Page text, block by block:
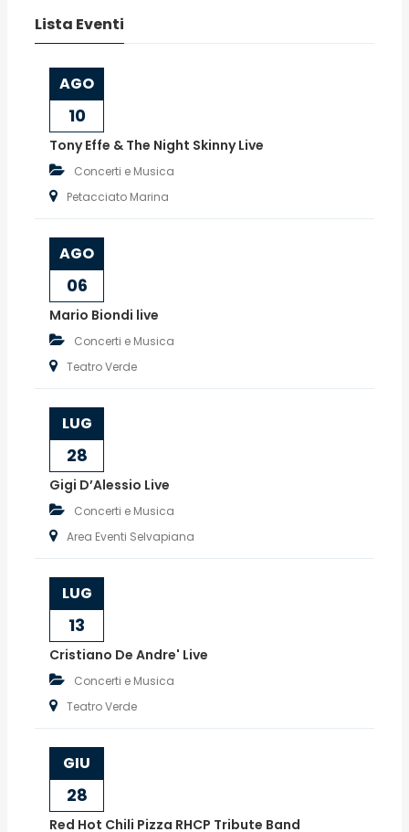
Lista Eventi
AGO
10
Tony Effe & The Night Skinny Live
Concerti e Musica
Petacciato Marina
AGO
06
Mario Biondi live
Concerti e Musica
Teatro Verde
LUG
28
Gigi D’Alessio Live
Concerti e Musica
Area Eventi Selvapiana
LUG
13
Cristiano De Andre' Live
Concerti e Musica
Teatro Verde
GIU
28
Red Hot Chili Pizza RHCP Tribute Band